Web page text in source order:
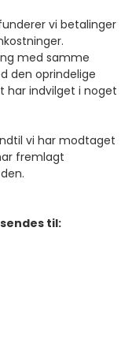
vi betalinger
med samme
den oprindelige
har indvilget i noget
vi har modtaget
fremlagt
til: